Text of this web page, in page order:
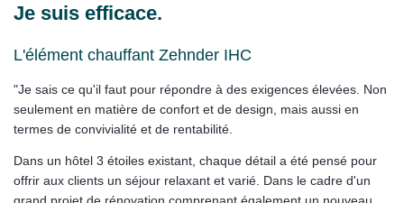
Je suis efficace.
L'élément chauffant Zehnder IHC
"Je sais ce qu'il faut pour répondre à des exigences élevées. Non
seulement en matière de confort et de design, mais aussi en
termes de convivialité et de rentabilité.
Dans un hôtel 3 étoiles existant, chaque détail a été pensé pour
offrir aux clients un séjour relaxant et varié. Dans le cadre d'un
grand projet de rénovation comprenant également un nouveau